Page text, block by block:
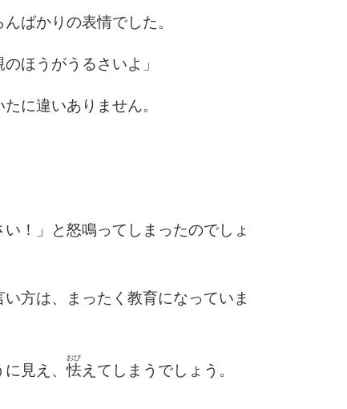
ばかりの表情でした。
ほうがうるさいよ」
に違いありません。
！」と怒鳴ってしまったのでしょ
方は、まったく教育になっていま
に見え、怯
おび
えてしまうでしょう。